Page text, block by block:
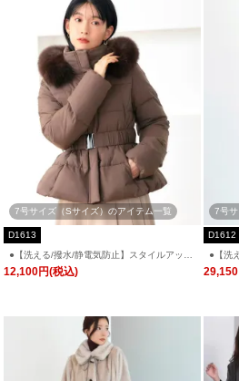
7号サイズ（Sサイズ）のアイテム一覧
D1613
●【洗える/撥水/静電気防止】スタイルアップ
ショートダウン「D1613」/ファー付きフード
12,100円(税込)
7号
D1612
●【洗
ダウン